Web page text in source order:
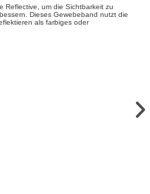
Reflective, um die Sichtbarkeit zu
Dieses Gewebeband nutzt die
als farbiges oder